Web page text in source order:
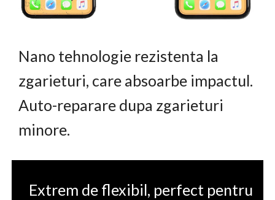
Nano tehnologie rezistenta la
zgarieturi, care absoarbe impactul.
Auto-reparare dupa zgarieturi
minore.
Extrem de flexibil, perfect pentru